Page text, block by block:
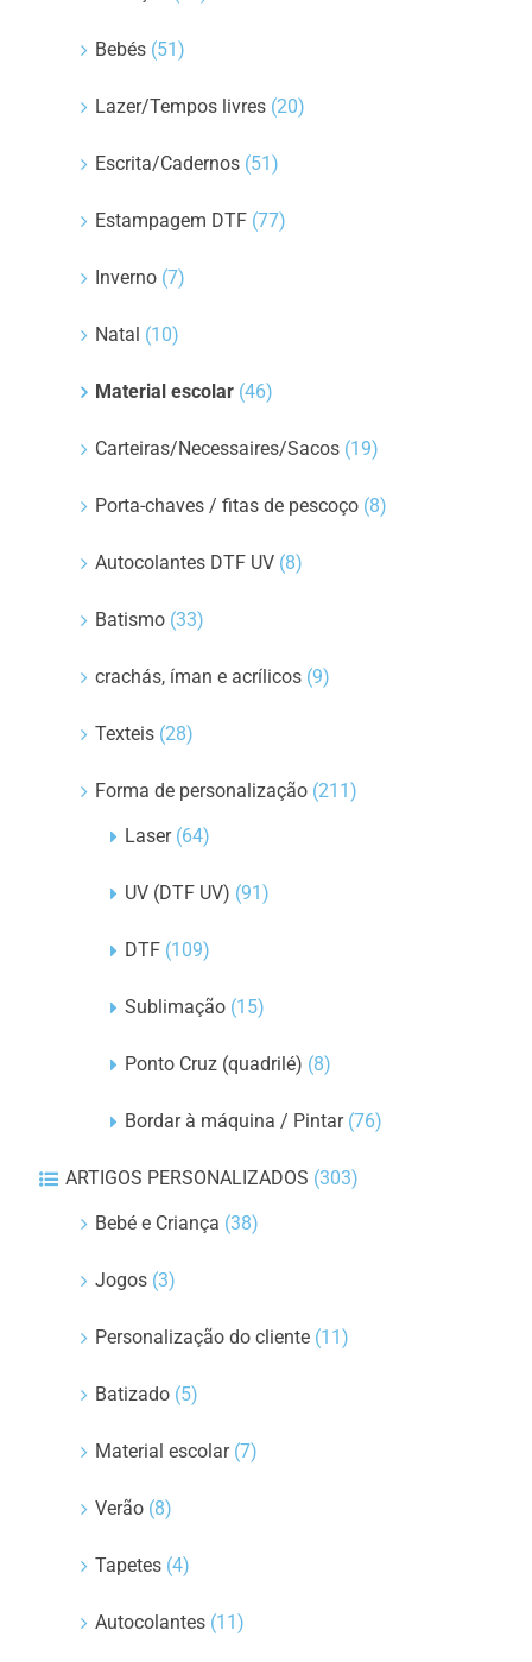
Bebés (51)
Lazer/Tempos livres (20)
Escrita/Cadernos (51)
Estampagem DTF (77)
Inverno (7)
Natal (10)
Material escolar (46)
Carteiras/Necessaires/Sacos (19)
Porta-chaves / fitas de pescoço (8)
Autocolantes DTF UV (8)
Batismo (33)
crachás, íman e acrílicos (9)
Texteis (28)
Forma de personalização (211)
Laser (64)
UV (DTF UV) (91)
DTF (109)
Sublimação (15)
Ponto Cruz (quadrilé) (8)
Bordar à máquina / Pintar (76)
ARTIGOS PERSONALIZADOS (303)
Bebé e Criança (38)
Jogos (3)
Personalização do cliente (11)
Batizado (5)
Material escolar (7)
Verão (8)
Tapetes (4)
Autocolantes (11)